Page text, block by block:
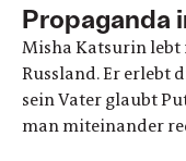
Propaganda
Misha Katsurin lebt
Russland. Er erlebt
sein Vater glaubt
man miteinander